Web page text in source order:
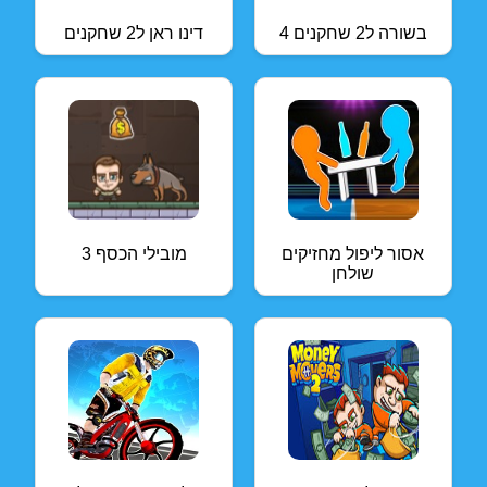
דינו ראן ל2 שחקנים 4 בשורה ל2 שחקנים
מובילי הכסף 3
אסור ליפול מחזיקים
שולחן